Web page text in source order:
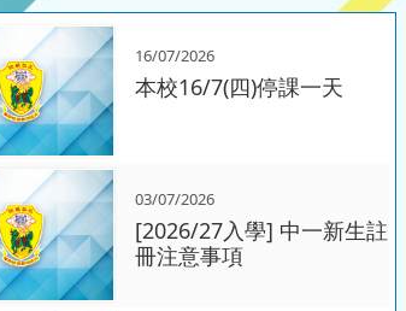
16/07/2026
本校16/7(四)停課一天
03/07/2026
[2026/27入學] 中一新生註
冊注意事項